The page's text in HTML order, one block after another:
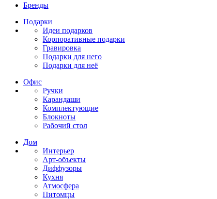
Бренды
Подарки
Идеи подарков
Корпоративные подарки
Гравировка
Подарки для него
Подарки для неё
Офис
Ручки
Карандаши
Комплектующие
Блокноты
Рабочий стол
Дом
Интерьер
Арт-объекты
Диффузоры
Кухня
Атмосфера
Питомцы